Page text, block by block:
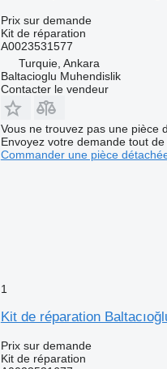
Prix sur demande
Kit de réparation
A0023531577
Turquie, Ankara
Baltacioglu Muhendislik
Contacter le vendeur
Vous ne trouvez pas une pièce
Envoyez votre demande tout de
Commander une pièce
1
Kit de réparation
Prix sur demande
Kit de réparation